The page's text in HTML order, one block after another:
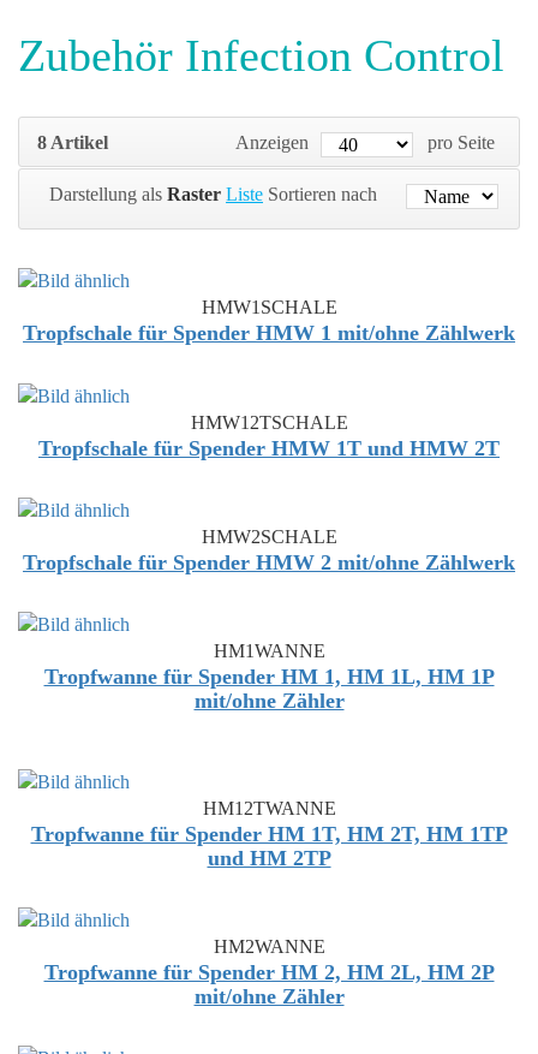
Zubehör Infection Control
8 Artikel Anzeigen pro Seite
Darstellung als Raster Liste Sortieren nach
HMW1SCHALE
Tropfschale für Spender HMW 1 mit/ohne Zählwerk
HMW12TSCHALE
Tropfschale für Spender HMW 1T und HMW 2T
HMW2SCHALE
Tropfschale für Spender HMW 2 mit/ohne Zählwerk
HM1WANNE
Tropfwanne für Spender HM 1, HM 1L, HM 1P
mit/ohne Zähler
HM12TWANNE
Tropfwanne für Spender HM 1T, HM 2T, HM 1TP
und HM 2TP
HM2WANNE
Tropfwanne für Spender HM 2, HM 2L, HM 2P
mit/ohne Zähler